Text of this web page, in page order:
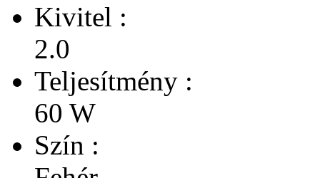
Kivitel :
2.0
Teljesítmény :
60 W
Szín :